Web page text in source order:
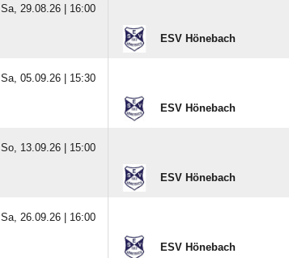
Sa, 29.08.26 | 16:00
ESV Hönebach
Sa, 05.09.26 | 15:30
ESV Hönebach
So, 13.09.26 | 15:00
ESV Hönebach
Sa, 26.09.26 | 16:00
ESV Hönebach